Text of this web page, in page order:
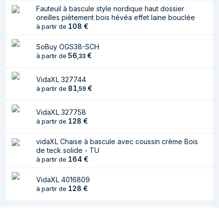
Fauteuil à bascule style nordique haut dossier
oreilles piètement bois hévéa effet laine bouclée
à partir de 108 €
SoBuy OGS38-SCH
à partir de 56 33 €
VidaXL 327744
à partir de 81 59 €
VidaXL 327758
à partir de 128 €
vidaXL Chaise à bascule avec coussin crème Bois
de teck solide - TU
à partir de 164 €
VidaXL 4016809
à partir de 128 €